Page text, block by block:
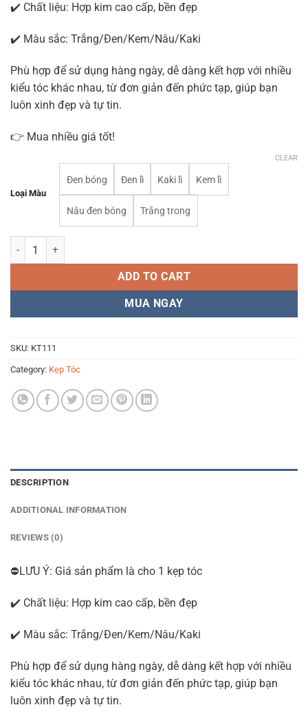
✔️ Chất liệu: Hợp kim cao cấp, bền đẹp
✔️ Màu sắc: Trắng/Đen/Kem/Nâu/Kaki
Phù hợp để sử dụng hàng ngày, dễ dàng kết hợp với nhiều
kiểu tóc khác nhau, từ đơn giản đến phức tạp, giúp bạn
luôn xinh đẹp và tự tin.
👉 Mua nhiều giá tốt!
Loại Màu
Đen bóng Đen lì Kaki lì Kem lì
Nâu đen bóng Trắng trong
CLEAR
Kẹp tóc đuôi ngựa cao KT111 quantity
ADD TO CART
MUA NGAY
SKU: KT111
Category: Kẹp Tóc
DESCRIPTION
ADDITIONAL INFORMATION
REVIEWS (0)
⛔LƯU Ý: Giá sản phẩm là cho 1 kẹp tóc
✔️ Chất liệu: Hợp kim cao cấp, bền đẹp
✔️ Màu sắc: Trắng/Đen/Kem/Nâu/Kaki
Phù hợp để sử dụng hàng ngày, dễ dàng kết hợp với nhiều
kiểu tóc khác nhau, từ đơn giản đến phức tạp, giúp bạn
luôn xinh đẹp và tự tin.